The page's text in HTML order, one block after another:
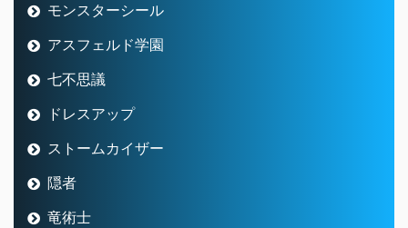
モンスターシール
アスフェルド学園
七不思議
ドレスアップ
ストームカイザー
隠者
竜術士